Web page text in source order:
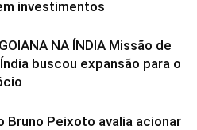
investimentos
NA ÍNDIA Missão de
buscou expansão para o
Bruno Peixoto avalia acionar